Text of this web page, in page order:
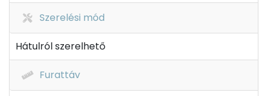
Szerelési mód
Hátulról szerelhető
Furattáv